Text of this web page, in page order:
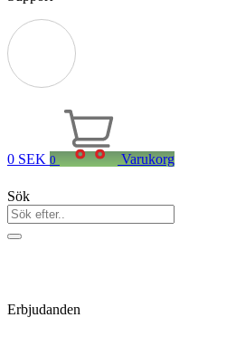
0 SEK 0 Varukorg
Sök
Erbjudanden